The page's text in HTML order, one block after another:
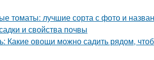
томаты: лучшие сорта с фото и
и свойства почвы
Какие овощи можно садить рядом,